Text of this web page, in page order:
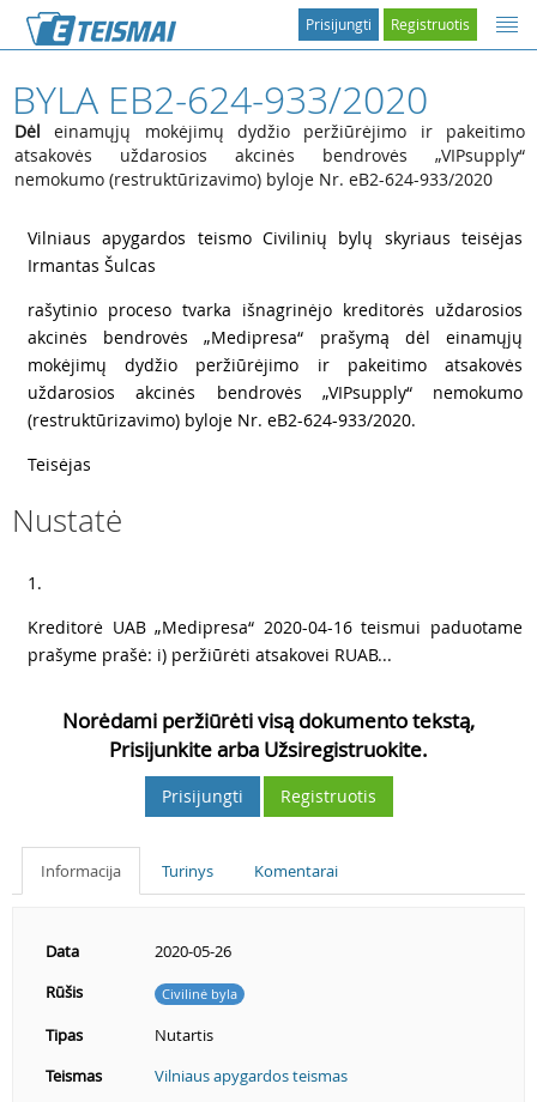
Registruotis
Prisijungti
BYLA EB2-624-933/2020
Dėl einamųjų mokėjimų dydžio peržiūrėjimo ir pakeitimo
atsakovės uždarosios akcinės bendrovės „VIPsupply“
nemokumo (restruktūrizavimo) byloje Nr. eB2-624-933/2020
Vilniaus apygardos teismo Civilinių bylų skyriaus teisėjas
Irmantas Šulcas
rašytinio proceso tvarka išnagrinėjo kreditorės uždarosios
akcinės bendrovės „Medipresa“ prašymą dėl einamųjų
mokėjimų dydžio peržiūrėjimo ir pakeitimo atsakovės
uždarosios akcinės bendrovės „VIPsupply“ nemokumo
(restruktūrizavimo) byloje Nr. eB2-624-933/2020.
Teisėjas
Nustatė
1.
Kreditorė UAB „Medipresa“ 2020-04-16 teismui paduotame
prašyme prašė: i) peržiūrėti atsakovei RUAB...
Norėdami peržiūrėti visą dokumento tekstą,
Prisijunkite arba Užsiregistruokite.
Prisijungti Registruotis
Informacija Turinys Komentarai
Data
2020-05-26
Rūšis
Civilinė byla
Tipas
Nutartis
Teismas
Vilniaus apygardos teismas